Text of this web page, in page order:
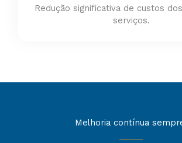
Redução significativa de custos
serviços.
Melhoria contínua